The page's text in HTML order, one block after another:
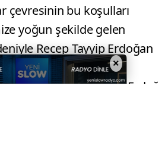
çevresinin bu koşulları
yoğun şekilde gelen
Recep Tayyip Erdoğan
ve Denetleme Şube
kadar Recep Tayyip Erdoğan
×